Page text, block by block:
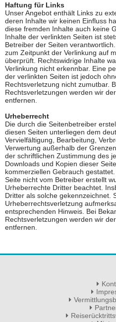
Haftung für Links
Unser Angebot enthält Links zu
deren Inhalte wir keinen Einfluss
diese fremden Inhalte auch keine
Inhalte der verlinkten Seiten ist
Betreiber der Seiten
zum Zeitpunkt der Verlinkung auf
überprüft. Rechtswidrige Inhalte
Verlinkung nicht erkennbar. Eine
der verlinkten Seiten ist jedoch
Rechtsverletzung nicht zumutbar.
Rechtsverletzungen werden wir
entfernen.
Urheberrecht
Die durch die Seitenbetreiber
diesen Seiten unterliegen dem
Vervielfältigung, Bearbeitung,
Verwertung außerhalb der
der schriftlichen Zustimmung des
Downloads und Kopien dieser
kommerziellen Gebrauch
Seite nicht vom Betreiber erstellt
Urheberrechte Dritter beachtet.
Dritter als solche gekennzeichnet.
Urheberrechtsverletzung
entsprechenden Hinweis. Bei
Rechtsverletzungen werden wir
entfernen.